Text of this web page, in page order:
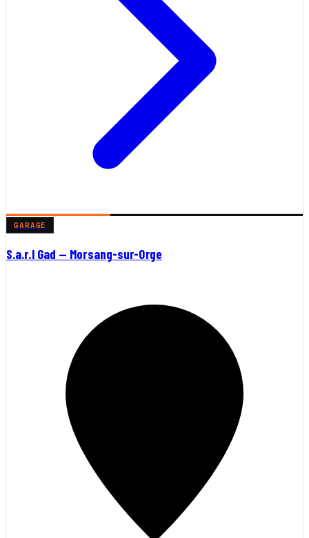
GARAGE
S.a.r.l Gad — Morsang-sur-Orge